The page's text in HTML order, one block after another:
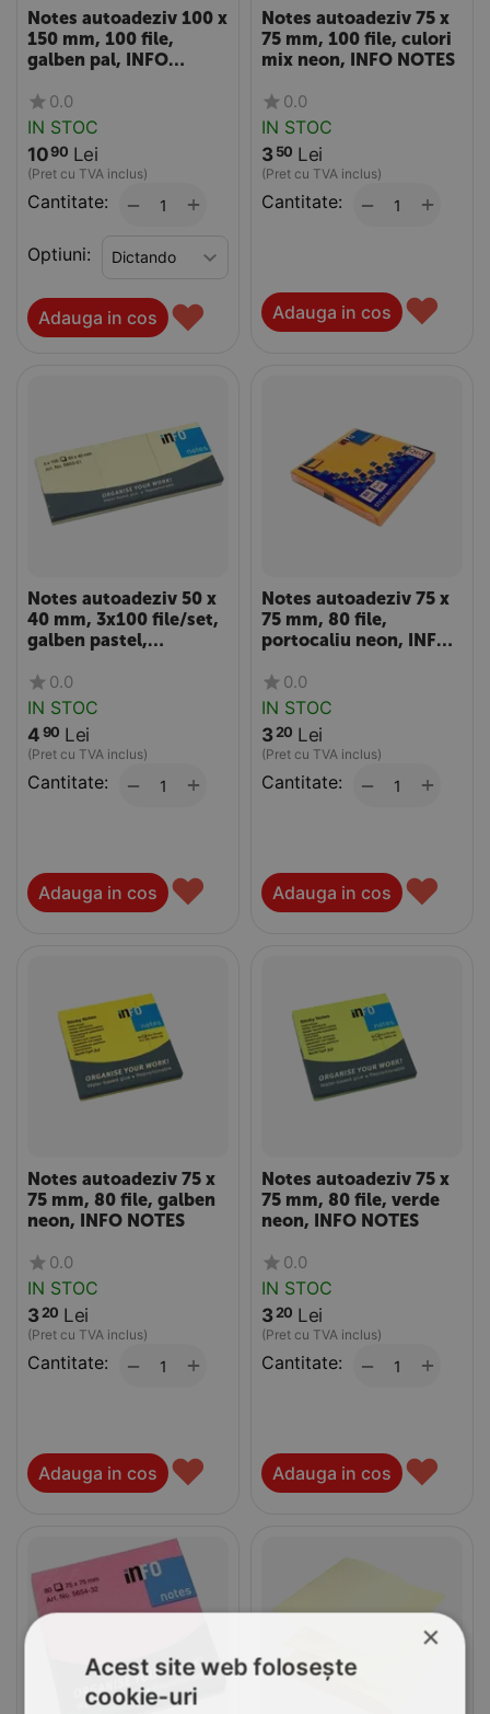
Notes autoadeziv 100 x
150 mm, 100 file,
galben pal, INFO
0.0
IN STOC
1090 Lei
(Pret cu TVA inclus)
Cantitate: +
−
Optiuni:
Adauga in cos ♥
Notes autoadeziv 75 x
75 mm, 100 file, culori
mix neon, INFO NOTES
0.0
IN STOC
3 50 Lei
(Pret cu TVA inclus)
Cantitate: +
−
Adauga in cos ♥
Notes autoadeziv 50 x
40 mm, 3x100 file/set,
galben pastel,
0.0
IN STOC
4 90 Lei
(Pret cu TVA inclus)
Cantitate: +
−
Adauga in cos ♥
Notes autoadeziv 75 x
75 mm, 80 file,
portocaliu neon, INFO
0.0
IN STOC
320 Lei
(Pret cu TVA inclus)
Cantitate: +
−
Adauga in cos ♥
Notes autoadeziv 75 x
75 mm, 80 file, galben
neon, INFO NOTES
0.0
IN STOC
320 Lei
(Pret cu TVA inclus)
Cantitate: +
−
Adauga in cos ♥
Notes autoadeziv 75 x
75 mm, 80 file, verde
neon, INFO NOTES
0.0
IN STOC
320 Lei
(Pret cu TVA inclus)
Cantitate: +
−
Adauga in cos ♥
×
Acest site web folosește
cookie-uri